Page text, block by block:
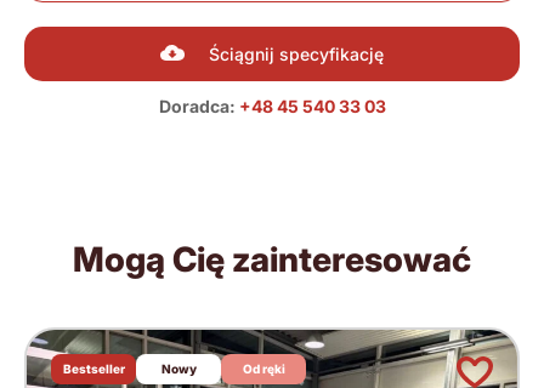
Ściągnij specyfikację
Doradca: +48 45 540 33 03
Mogą Cię zainteresować
Bestseller Nowy Od ręki